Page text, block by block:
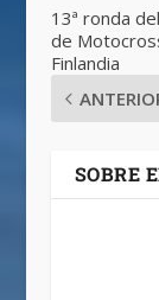
13ª ronda
de
Finlandia
SOBRE